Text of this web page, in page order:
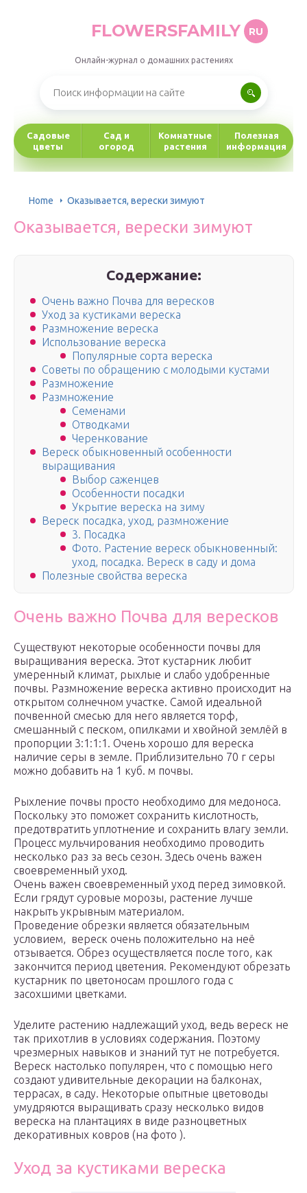
FLOWERSFAMILY RU
Онлайн-журнал о домашних растениях
Садовые
цветы
Сад и
огород
Комнатные
растения
Полезная
информация
Home Оказывается, верески зимуют
Оказывается, верески зимуют
Содержание:
Очень важно Почва для вересков
Уход за кустиками вереска
Размножение вереска
Использование вереска
Популярные сорта вереска
Советы по обращению с молодыми кустами
Размножение
Размножение
Семенами
Отводками
Черенкование
Вереск обыкновенный особенности
выращивания
Выбор саженцев
Особенности посадки
Укрытие вереска на зиму
Вереск посадка, уход, размножение
3. Посадка
Фото. Растение вереск обыкновенный:
уход, посадка. Вереск в саду и дома
Полезные свойства вереска
Очень важно Почва для вересков
Существуют некоторые особенности почвы для
выращивания вереска. Этот кустарник любит
умеренный климат, рыхлые и слабо удобренные
почвы. Размножение вереска активно происходит на
открытом солнечном участке. Самой идеальной
почвенной смесью для него является торф,
смешанный с песком, опилками и хвойной землёй в
пропорции 3:1:1:1. Очень хорошо для вереска
наличие серы в земле. Приблизительно 70 г серы
можно добавить на 1 куб. м почвы.
Рыхление почвы просто необходимо для медоноса.
Поскольку это поможет сохранить кислотность,
предотвратить уплотнение и сохранить влагу земли.
Процесс мульчирования необходимо проводить
несколько раз за весь сезон. Здесь очень важен
своевременный уход.
Очень важен своевременный уход перед зимовкой.
Если грядут суровые морозы, растение лучше
накрыть укрывным материалом.
Проведение обрезки является обязательным
условием, вереск очень положительно на неё
отзывается. Обрез осуществляется после того, как
закончится период цветения. Рекомендуют обрезать
кустарник по цветоносам прошлого года с
засохшими цветками.
Уделите растению надлежащий уход, ведь вереск не
так прихотлив в условиях содержания. Поэтому
чрезмерных навыков и знаний тут не потребуется.
Вереск настолько популярен, что с помощью него
создают удивительные декорации на балконах,
террасах, в саду. Некоторые опытные цветоводы
умудряются выращивать сразу несколько видов
вереска на плантациях в виде разноцветных
декоративных ковров (на фото ).
Уход за кустиками вереска